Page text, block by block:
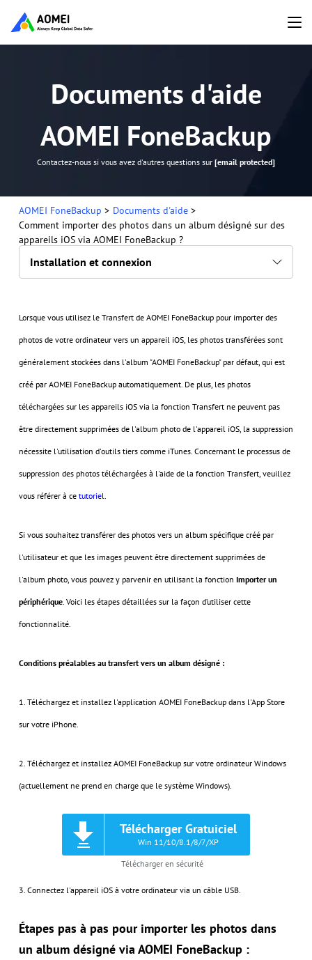
Documents d'aide
AOMEI FoneBackup
Contactez-nous si vous avez d'autres questions sur [email protected]
Installation et connexion
AOMEI FoneBackup > Documents d'aide>
Comment importer des photos dans un album désigné sur des
appareils iOS via AOMEI FoneBackup ?
Lorsque vous utilisez le Transfert de AOMEI FoneBackup pour importer des
photos de votre ordinateur vers un appareil iOS, les photos transférées sont
généralement stockées dans l'album "AOMEI FoneBackup" par défaut, qui est
créé par AOMEI FoneBackup automatiquement. De plus, les photos
téléchargées sur les appareils iOS via la fonction Transfert ne peuvent pas
être directement supprimées de l'album photo de l'appareil iOS, la suppression
nécessite l'utilisation d'outils tiers comme iTunes. Concernant le processus de
suppression des photos téléchargées à l'aide de la fonction Transfert, veuillez
vous référer à ce tutoriel.
Si vous souhaitez transférer des photos vers un album spécifique créé par
l'utilisateur et que les images peuvent être directement supprimées de
l'album photo, vous pouvez y parvenir en utilisant la fonction Importer un
périphérique. Voici les étapes détaillées sur la façon d’utiliser cette
fonctionnalité.
Conditions préalables au transfert vers un album désigné :
1. Téléchargez et installez l'application AOMEI FoneBackup dans l'App Store
sur votre iPhone.
2. Téléchargez et installez AOMEI FoneBackup sur votre ordinateur Windows
(actuellement ne prend en charge que le système Windows).
Télécharger Gratuiciel
Win 11/10/8.1/8/7/XP
Télécharger en sécurité
3. Connectez l'appareil iOS à votre ordinateur via un câble USB.
Étapes pas à pas pour importer les photos dans
un album désigné via AOMEI FoneBackup :